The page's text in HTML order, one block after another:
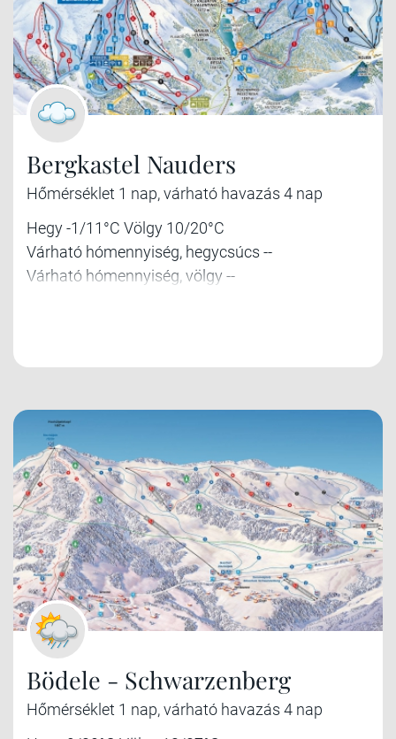
Bergkastel Nauders
Hőmérséklet 1 nap, várható havazás 4 nap
Hegy -1/11°C Völgy 10/20°C
Várható hómennyiség, hegycsúcs --
Várható hómennyiség, völgy --
Bödele - Schwarzenberg
Hőmérséklet 1 nap, várható havazás 4 nap